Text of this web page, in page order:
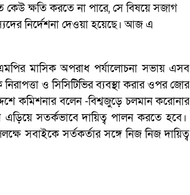
ক্ষতি করতে না পারে, সে বিষয়ে সজাগ
নির্দেশনা দেওয়া হয়েছে। আজ এ
মাসিক অপরাধ পর্যালোচনা সভায় এসব
ও সিসিটিভির ব্যবস্থা করার ওপর জোর
কমিশনার বলেন -বিশ্বজুড়ে চলমান করোনার
সতর্কভাবে দায়িত্ব পালন করতে হবে।
সবাইকে সর্তকর্তার সঙ্গে নিজ নিজ দায়িত্ব